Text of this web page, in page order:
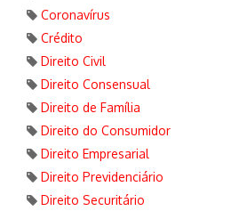
Coronavírus
Crédito
Direito Civil
Direito Consensual
Direito de Família
Direito do Consumidor
Direito Empresarial
Direito Previdenciário
Direito Securitário